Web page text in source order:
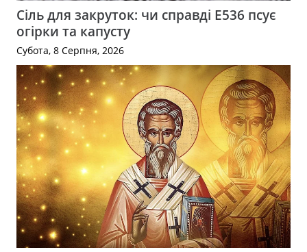
Сіль для закруток: чи справді Е536 псує
огірки та капусту
Субота, 8 Серпня, 2026